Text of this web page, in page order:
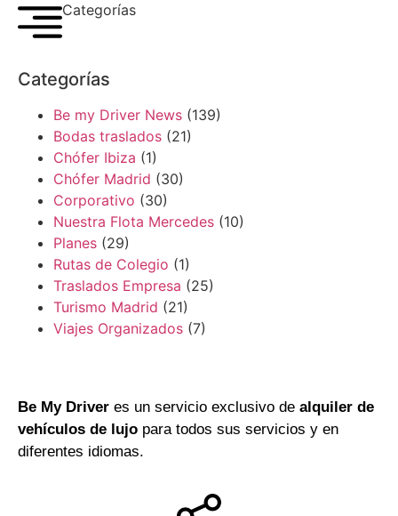
Categorías
Categorías
Be my Driver News (139)
Bodas traslados (21)
Chófer Ibiza (1)
Chófer Madrid (30)
Corporativo (30)
Nuestra Flota Mercedes (10)
Planes (29)
Rutas de Colegio (1)
Traslados Empresa (25)
Turismo Madrid (21)
Viajes Organizados (7)
Be My Driver es un servicio exclusivo de alquiler de
vehículos de lujo para todos sus servicios y en
diferentes idiomas.